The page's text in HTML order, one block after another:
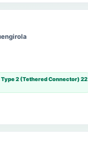
Type 2 (Tethered Connector) 22